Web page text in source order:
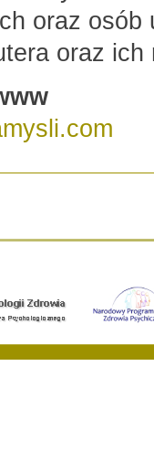
oraz osób
oraz ich